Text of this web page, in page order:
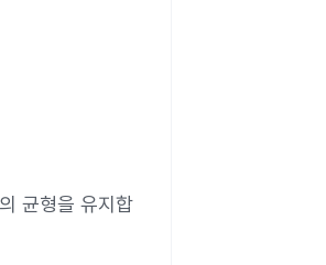
균형을 유지합